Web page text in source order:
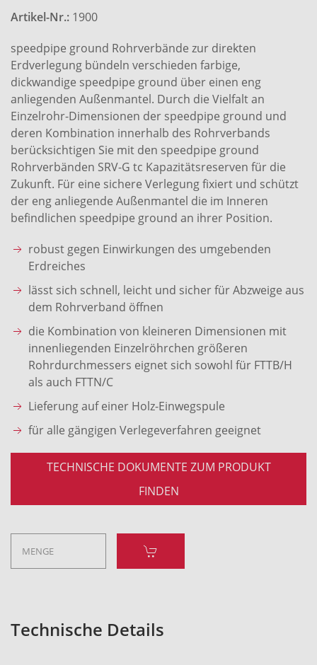
Artikel-Nr.: 1900
speedpipe ground Rohrverbände zur direkten
Erdverlegung bündeln verschieden farbige,
dickwandige speedpipe ground über einen eng
anliegenden Außenmantel. Durch die Vielfalt an
Einzelrohr-Dimensionen der speedpipe ground und
deren Kombination innerhalb des Rohrverbands
berücksichtigen Sie mit den speedpipe ground
Rohrverbänden SRV-G tc Kapazitätsreserven für die
Zukunft. Für eine sichere Verlegung fixiert und schützt
der eng anliegende Außenmantel die im Inneren
befindlichen speedpipe ground an ihrer Position.
robust gegen Einwirkungen des umgebenden
Erdreiches
lässt sich schnell, leicht und sicher für Abzweige aus
dem Rohrverband öffnen
die Kombination von kleineren Dimensionen mit
innenliegenden Einzelröhrchen größeren
Rohrdurchmessers eignet sich sowohl für FTTB/H
als auch FTTN/C
Lieferung auf einer Holz-Einwegspule
für alle gängigen Verlegeverfahren geeignet
TECHNISCHE DOKUMENTE ZUM PRODUKT
FINDEN
Technische Details